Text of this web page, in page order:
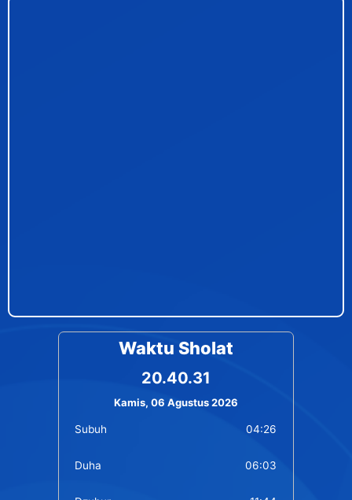
Waktu Sholat
20.40.31
Kamis, 06 Agustus 2026
Subuh 04:26
Duha 06:03